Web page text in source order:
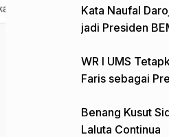
Kata Naufal
jadi Presiden
WR I UMS
Faris sebagai
Benang Kusut
Laluta Continua